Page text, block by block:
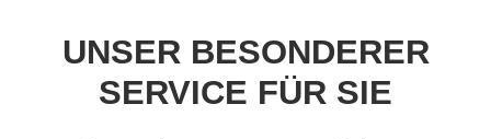
UNSER BESONDERER
SERVICE FÜR SIE